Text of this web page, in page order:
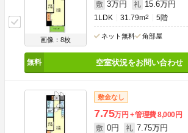
画像：8枚
敷 3万円 礼 15.6万円
1LDK 31.79m2 5階
ネット無料 角部屋
空室状況をお問い合わせ
敷金なし
7.75万円 管理費8,000円
敷 0円 礼 7.75万円